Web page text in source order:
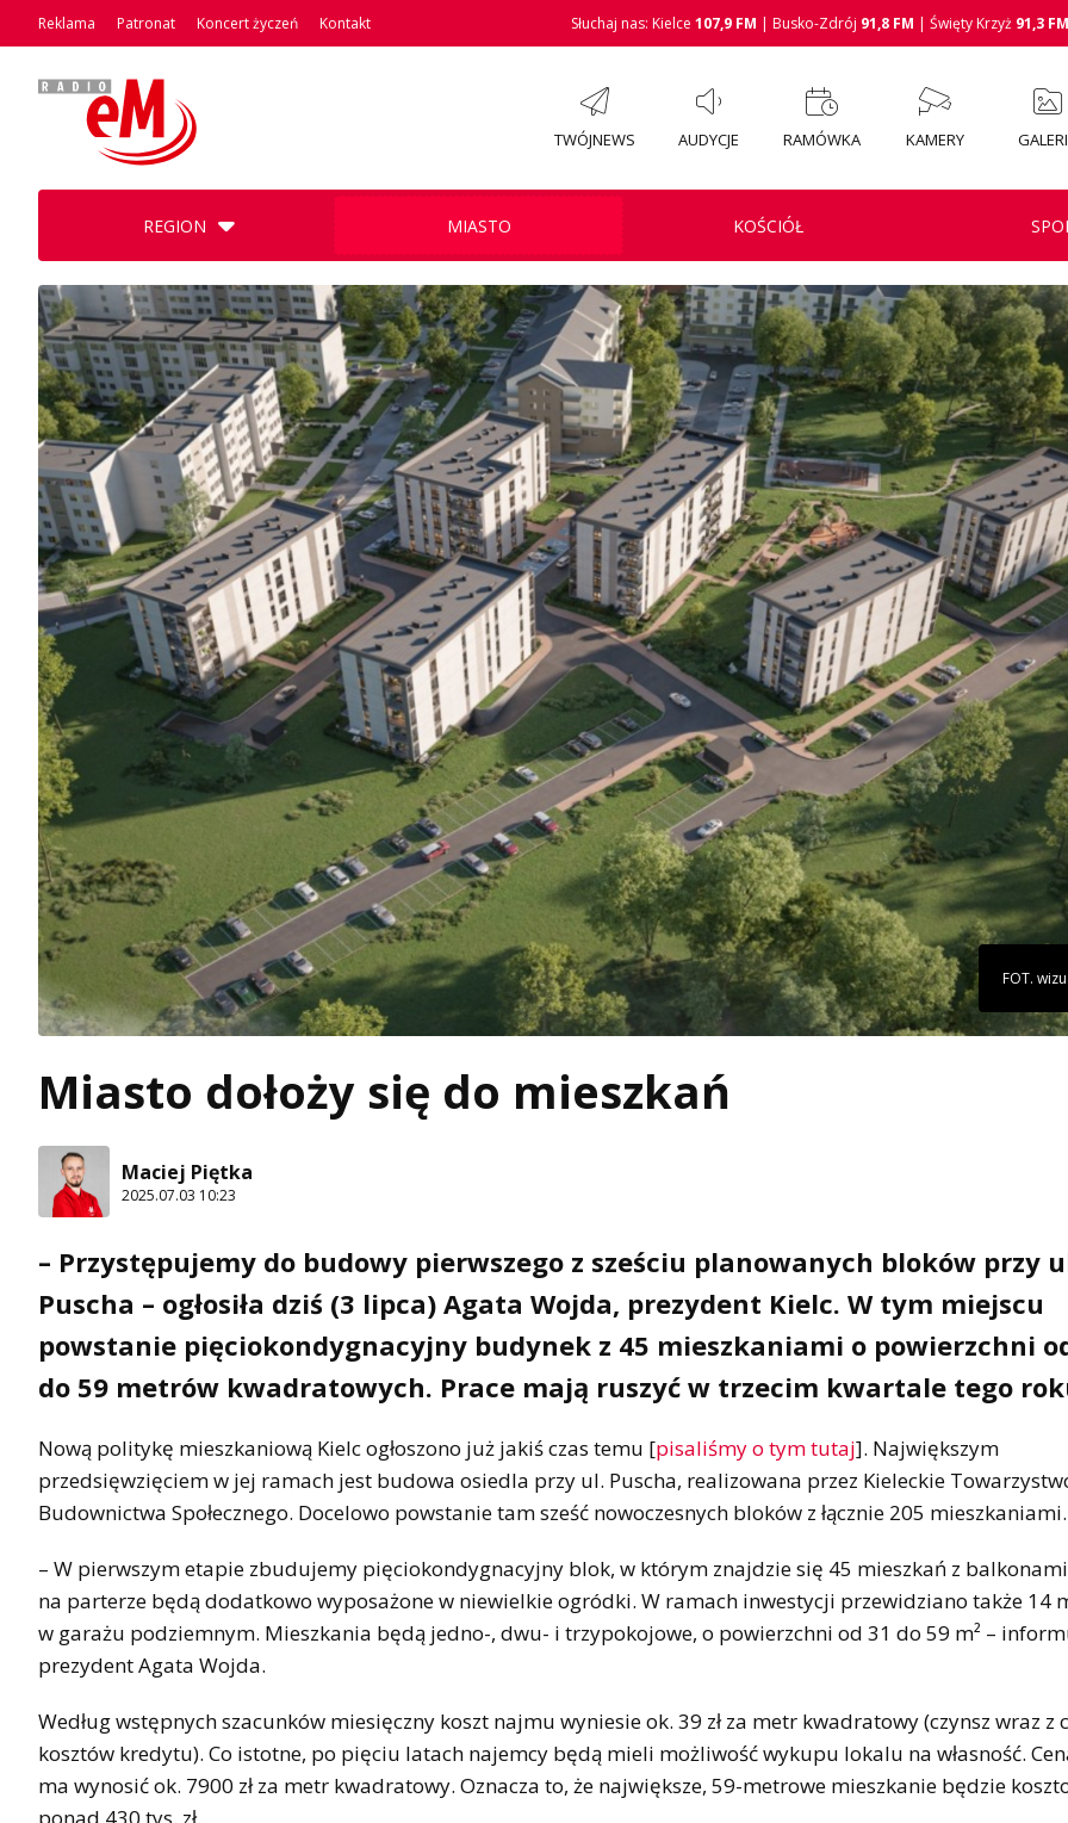
Reklama Patronat Koncert życzeń Kontakt Słuchaj nas: Kielce 107,9 FM | Busko-Zdrój 91,8 FM | Święty Krzyż 91,3 FM
TWÓJNEWS AUDYCJE RAMÓWKA KAMERY
REGION MIASTO KOŚCIÓŁ
FOT.
Miasto dołoży się do mieszkań
Maciej Piętka
2025.07.03 10:23
– Przystępujemy do budowy pierwszego z sześciu planowanych bloków przy
Puscha – ogłosiła dziś (3 lipca) Agata Wojda, prezydent Kielc. W tym miejscu
powstanie pięciokondygnacyjny budynek z 45 mieszkaniami o powierzchni
do 59 metrów kwadratowych. Prace mają ruszyć w trzecim kwartale tego
Nową politykę mieszkaniową Kielc ogłoszono już jakiś czas temu [pisaliśmy o tym tutaj]. Największym
przedsięwzięciem w jej ramach jest budowa osiedla przy ul. Puscha, realizowana przez Kieleckie
Budownictwa Społecznego. Docelowo powstanie tam sześć nowoczesnych bloków z łącznie 205 mieszkaniami.
– W pierwszym etapie zbudujemy pięciokondygnacyjny blok, w którym znajdzie się 45 mieszkań z
na parterze będą dodatkowo wyposażone w niewielkie ogródki. W ramach inwestycji przewidziano także 14
w garażu podziemnym. Mieszkania będą jedno-, dwu- i trzypokojowe, o powierzchni od 31 do 59 m² –
prezydent Agata Wojda.
Według wstępnych szacunków miesięczny koszt najmu wyniesie ok. 39 zł za metr kwadratowy (czynsz wraz z
kosztów kredytu). Co istotne, po pięciu latach najemcy będą mieli możliwość wykupu lokalu na własność.
ma wynosić ok. 7900 zł za metr kwadratowy. Oznacza to, że największe, 59-metrowe mieszkanie będzie